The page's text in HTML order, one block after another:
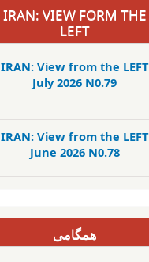
IRAN: VIEW FORM THE
LEFT
IRAN: View from the LEFT
July 2026 N0.79
IRAN: View from the LEFT
June 2026 N0.78
همگامی